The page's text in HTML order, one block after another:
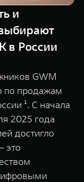
от 10 199
WEY 05
от 5 699
и
в России
GWM
по продажам
¹. С начала
2025 года
достигло
это